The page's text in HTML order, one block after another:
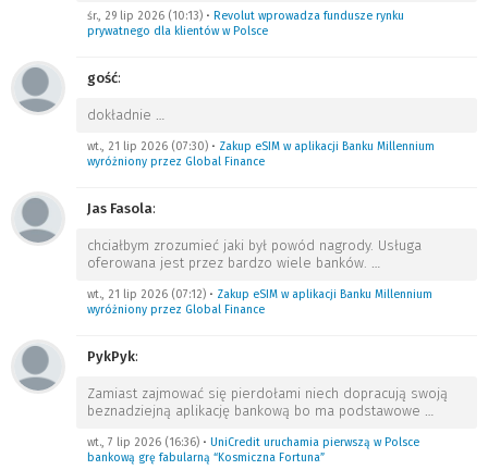
śr., 29 lip 2026 (10:13) • Revolut wprowadza fundusze rynku
prywatnego dla klientów w Polsce
gość:
dokładnie …
wt., 21 lip 2026 (07:30) • Zakup eSIM w aplikacji Banku Millennium
wyróżniony przez Global Finance
Jas Fasola:
chciałbym zrozumieć jaki był powód nagrody. Usługa
oferowana jest przez bardzo wiele banków. …
wt., 21 lip 2026 (07:12) • Zakup eSIM w aplikacji Banku Millennium
wyróżniony przez Global Finance
PykPyk:
Zamiast zajmować się pierdołami niech dopracują swoją
beznadziejną aplikację bankową bo ma podstawowe …
wt., 7 lip 2026 (16:36) • UniCredit uruchamia pierwszą w Polsce
bankową grę fabularną “Kosmiczna Fortuna”